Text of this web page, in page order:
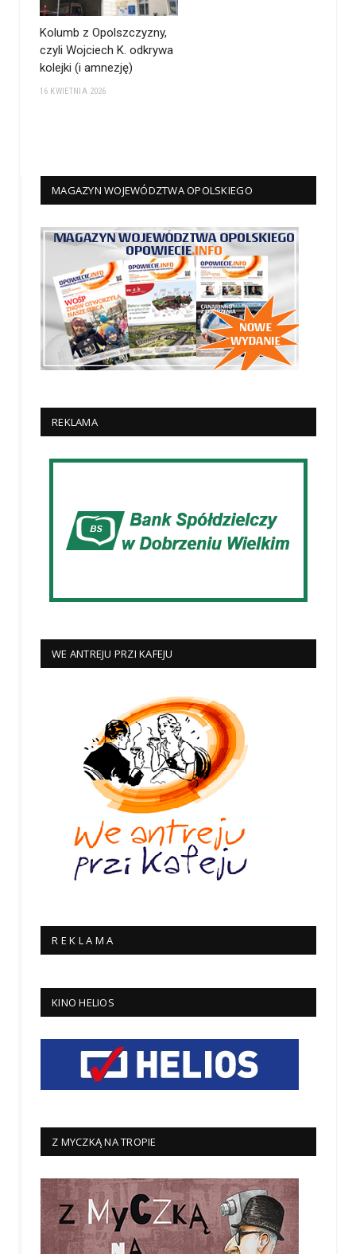
Kolumb z Opolszczyzny,
czyli Wojciech K. odkrywa
kolejki (i amnezję)
16 KWIETNIA 2026
MAGAZYN WOJEWÓDZTWA OPOLSKIEGO
REKLAMA
WE ANTREJU PRZI KAFEJU
R E K L A M A
KINO HELIOS
Z MYCZKĄ NA TROPIE